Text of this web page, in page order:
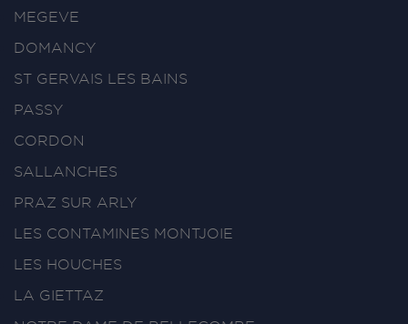
MEGEVE
DOMANCY
ST GERVAIS LES BAINS
PASSY
CORDON
SALLANCHES
PRAZ SUR ARLY
LES CONTAMINES MONTJOIE
LES HOUCHES
LA GIETTAZ